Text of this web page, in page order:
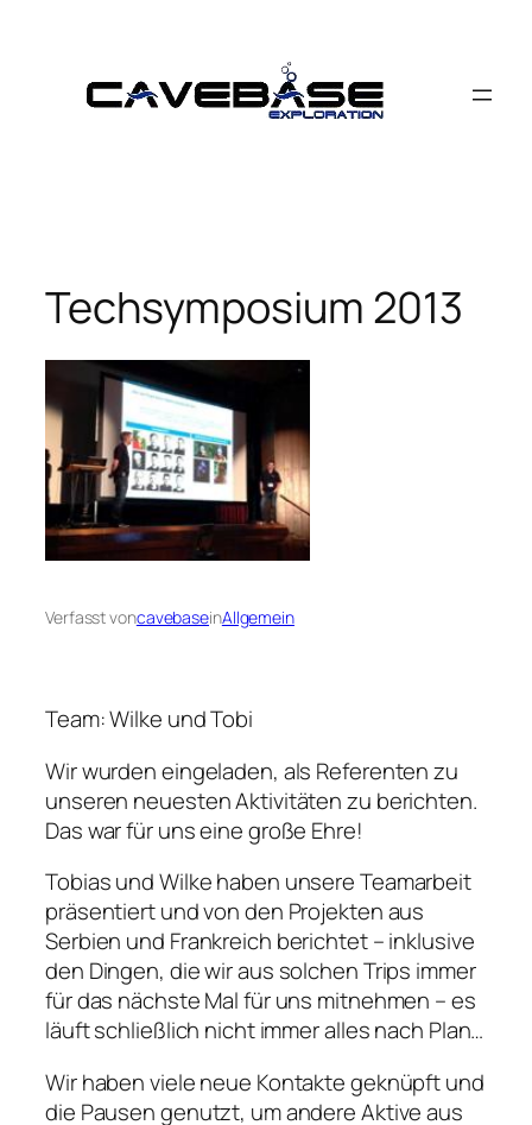
springen
Techsymposium 2013
Verfasst voncavebaseinAllgemein
Team: Wilke und Tobi
Wir wurden eingeladen, als Referenten zu
unseren neuesten Aktivitäten zu berichten.
Das war für uns eine große Ehre!
Tobias und Wilke haben unsere Teamarbeit
präsentiert und von den Projekten aus
Serbien und Frankreich berichtet – inklusive
den Dingen, die wir aus solchen Trips immer
für das nächste Mal für uns mitnehmen – es
läuft schließlich nicht immer alles nach Plan…
Wir haben viele neue Kontakte geknüpft und
die Pausen genutzt, um andere Aktive aus